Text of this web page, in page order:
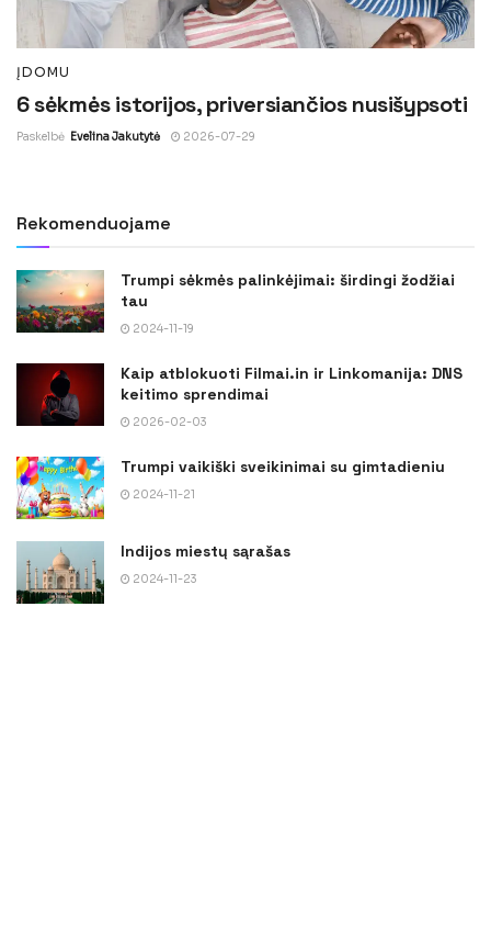
ĮDOMU
6 sėkmės istorijos, priversiančios nusišypsoti
Paskelbė Evelina Jakutytė 2026-07-29
Rekomenduojame
Trumpi sėkmės palinkėjimai: širdingi žodžiai
tau
2024-11-19
Kaip atblokuoti Filmai.in ir Linkomanija: DNS
keitimo sprendimai
2026-02-03
Trumpi vaikiški sveikinimai su gimtadieniu
2024-11-21
Indijos miestų sąrašas
2024-11-23